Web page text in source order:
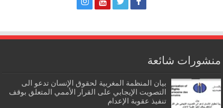
منشورات شائعة
بيان المنظمة المغربية لحقوق الإنسان تدعو الى
التصويت الإيجابي على القرار الأممي المتعلق بوقف
تنفيذ عقوبة الإعدام